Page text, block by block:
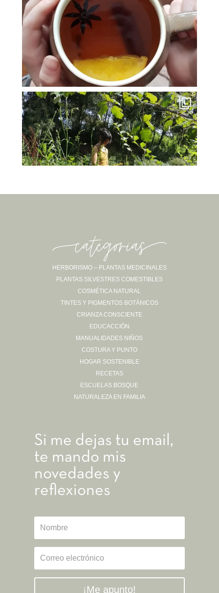
Sígueme en Instagram
-categorias-
HERBORISMO – PLANTAS MEDICINALES
PLANTAS SILVESTRES COMESTIBLES
COSMÉTICA NATURAL
TINTES Y PIGMENTOS BOTÁNICOS
CRIANZA CONSCIENTE
EDUCACCIÓN
MANUALIDADES NIÑOS
COSTURA Y PUNTO
HOGAR SOSTENIBLE
RECETAS
ESCUELAS BOSQUE
NATURALEZA EN FAMILIA
Si me dejas tu email,
te mando mis
novedades y
reflexiones
¡Me apunto!